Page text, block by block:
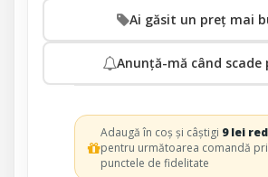
Ai găsit un preț mai
Anunță-mă când scade
Adaugă în coș și câștigi 9 lei
pentru următoarea comandă
punctele de fidelitate